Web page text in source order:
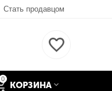
Стать продавцом
0
КОРЗИНА